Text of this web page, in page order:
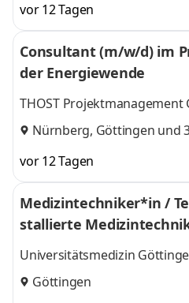
vor 12 Tagen
Consultant (m/w/d) im
der Energiewende
THOST Projektmanagement
Nürnberg, Göttingen und
vor 12 Tagen
Medizintechniker*in /
stallierte
Universitätsmedizin
Göttingen